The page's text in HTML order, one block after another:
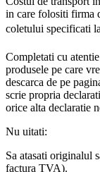
in care folositi firma
coletului specificati
Completati cu
produsele pe care
descarca de pe
scrie propria
orice alta declaratie
Nu uitati:
Sa atasati originalul
factura TVA).